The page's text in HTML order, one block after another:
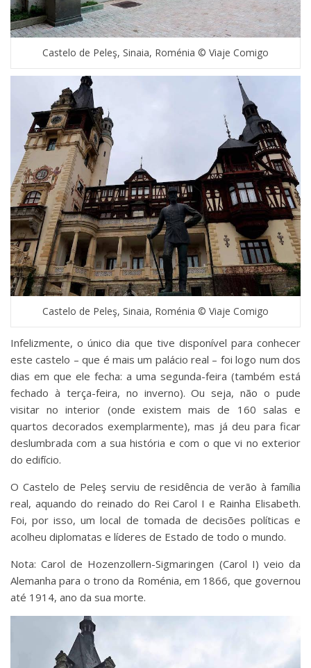
Castelo de Peleş, Sinaia, Roménia © Viaje Comigo
Castelo de Peleş, Sinaia, Roménia © Viaje Comigo
Infelizmente, o único dia que tive disponível para conhecer
este castelo – que é mais um palácio real – foi logo num dos
dias em que ele fecha: a uma segunda-feira (também está
fechado à terça-feira, no inverno). Ou seja, não o pude
visitar no interior (onde existem mais de 160 salas e
quartos decorados exemplarmente), mas já deu para ficar
deslumbrada com a sua história e com o que vi no exterior
do edifício.
O Castelo de Peleş serviu de residência de verão à família
real, aquando do reinado do Rei Carol I e Rainha Elisabeth.
Foi, por isso, um local de tomada de decisões políticas e
acolheu diplomatas e líderes de Estado de todo o mundo.
Nota: Carol de Hozenzollern-Sigmaringen (Carol I) veio da
Alemanha para o trono da Roménia, em 1866, que governou
até 1914, ano da sua morte.